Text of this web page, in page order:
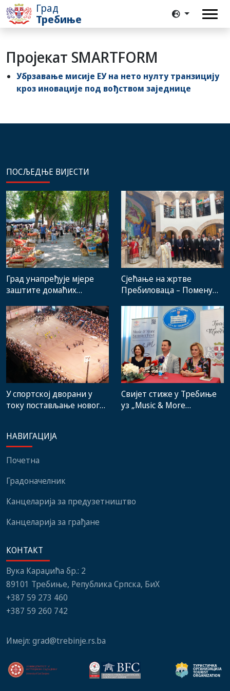
Град
Требиње
Пројекат SMARTFORM
Убрзавање мисије ЕУ на нето нулту транзицију
кроз иновације под вођством заједнице
ПОСЉЕДЊЕ ВИЈЕСТИ
Град унапређује мјере
заштите домаћих
градске пијаце
Сјећање на жртве
Пребиловаца – Помену
представници
институција, локалних
заједница и грађани
У спортској дворани у
току постављање новог
нови мобилијар
Свијет стиже у Требиње
уз „Music & More
НАВИГАЦИЈА
Почетна
Градоначелник
Канцеларија за предузетништво
Канцеларија за грађане
КОНТАКТ
Вука Караџића бр.: 2
89101 Требиње, Република Српска, БиХ
+387 59 273 460
+387 59 260 742
Имејл: grad@trebinje.rs.ba